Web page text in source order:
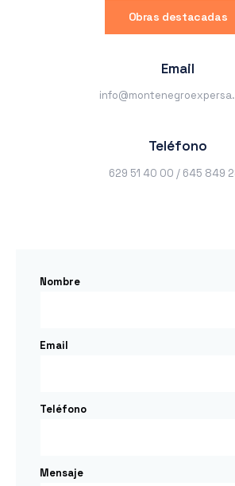
Obras destacadas
Email
Teléfono
629 51 40 00 / 645 849
Nombre
Email
Teléfono
Mensaje